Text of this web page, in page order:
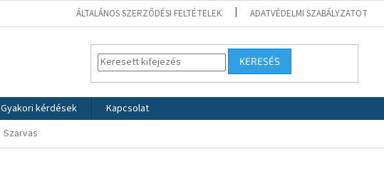
ÁLTALÁNOS SZERZŐDÉSI FELTÉTELEK ADATVÉDELMI SZABÁLYZATOT
KERESÉS
Gyakori kérdések
Kapcsolat
Szarvas